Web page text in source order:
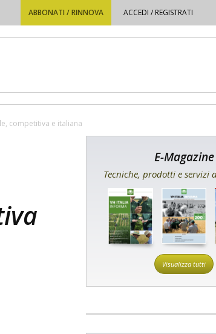
ABBONATI / RINNOVA ACCEDI / REGISTRATI
competitiva e italiana
E-Magazine
Tecniche, prodotti e servizi
Visualizza tutti